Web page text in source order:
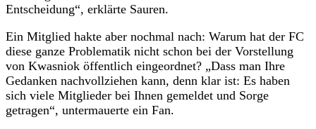
Entscheidung“, erklärte Sauren.
Ein Mitglied hakte aber nochmal nach: Warum hat der FC
diese ganze Problematik nicht schon bei der Vorstellung
von Kwasniok öffentlich eingeordnet? „Dass man Ihre
Gedanken nachvollziehen kann, denn klar ist: Es haben
sich viele Mitglieder bei Ihnen gemeldet und Sorge
getragen“, untermauerte ein Fan.